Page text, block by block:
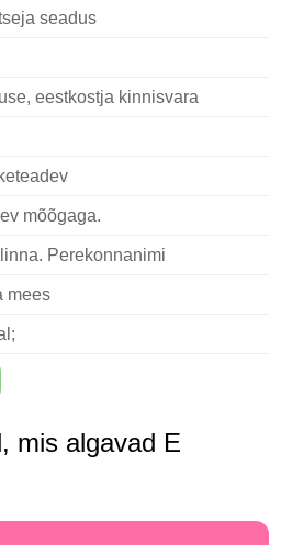
seadus
eestkostja kinnisvara
mõõgaga.
linna. Perekonnanimi
mees
mis algavad E